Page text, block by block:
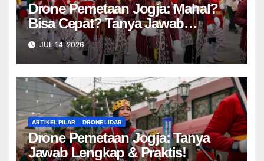
Drone Pemetaan Jogja: Mahal?
Bisa Cepat? Tanya Jawab
Lengkap!
JUL 14, 2026
ARTIKEL PILAR DRONE LIDAR
Drone Pemetaan Jogja: Tanya
Jawab Lengkap & Praktis!